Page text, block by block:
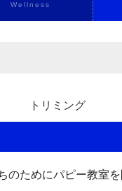
Wellness
トリミング
ためにパピー教室を